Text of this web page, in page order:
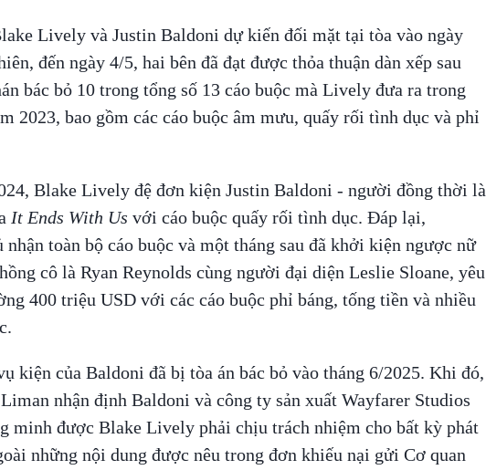
Lively và Justin Baldoni dự kiến đối mặt tại tòa vào ngày
đến ngày 4/5, hai bên đã đạt được thỏa thuận dàn xếp sau
bác bỏ 10 trong tổng số 13 cáo buộc mà Lively đưa ra trong
2023, bao gồm các cáo buộc âm mưu, quấy rối tình dục và phỉ
Blake Lively đệ đơn kiện Justin Baldoni - người đồng thời là
It Ends With Us với cáo buộc quấy rối tình dục. Đáp lại,
nhận toàn bộ cáo buộc và một tháng sau đã khởi kiện ngược nữ
cô là Ryan Reynolds cùng người đại diện Leslie Sloane, yêu
400 triệu USD với các cáo buộc phỉ báng, tống tiền và nhiều
kiện của Baldoni đã bị tòa án bác bỏ vào tháng 6/2025. Khi đó,
nhận định Baldoni và công ty sản xuất Wayfarer Studios
minh được Blake Lively phải chịu trách nhiệm cho bất kỳ phát
những nội dung được nêu trong đơn khiếu nại gửi Cơ quan